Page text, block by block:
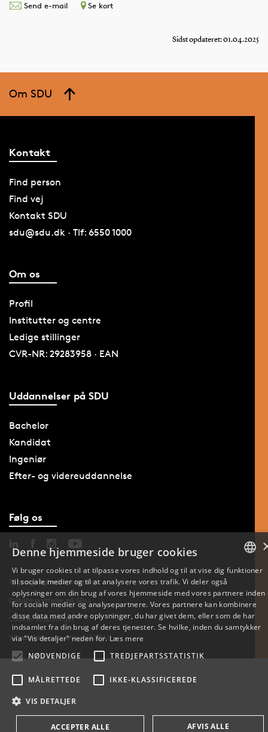
Send e-mail
Se kort
Sidst opdateret: 01.04.2025
Om SDU
Kontakt
Find person
Find vej
Kontakt SDU
sdu@sdu.dk · Tlf: 6550 1000
Om os
Profil
Institutter og centre
Ledige stillinger
CVR-NR: 29283958 · EAN
Uddannelser på SDU
Bachelor
Kandidat
Ingeniør
Efter- og videreuddannelse
Følg os
Tilgængelighedserklæring
Databeskyttelse på SDU
Cookie-indstillinger
Whistleblowerordning på SDU
ENGLISH
Denne hjemmeside bruger cookies
Vi bruger cookies til at tilpasse vores indhold og til at vise dig funktioner
til sociale medier og til at analysere vores trafik. Vi deler også
oplysninger om din brug af vores hjemmeside med vores partnere inden
for sociale medier og analysepartnere. Vores partnere kan kombinere
disse data med andre oplysninger, du har givet dem, eller som de har
indsamlet fra din brug af deres tjenester. Se hvilke, inden du samtykker
via "Vis detaljer" neden for. Læs mere
NØDVENDIGE
TREDJEPARTSSTATISTIK
MÅLRETTEDE IKKE-KLASSIFICEREDE
VIS DETALJER
ACCEPTER ALLE AFVIS ALLE